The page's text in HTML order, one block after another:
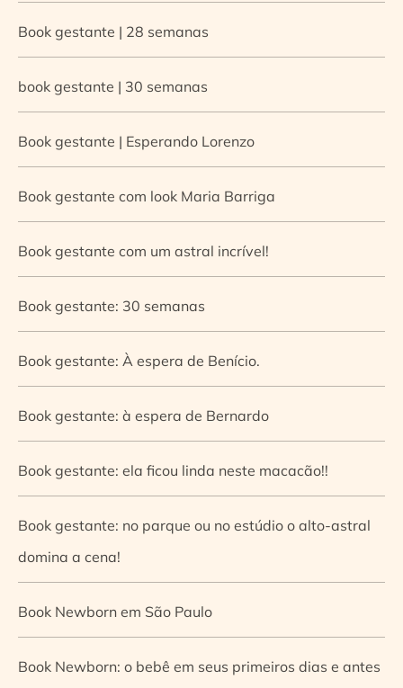
Book gestante | 28 semanas
book gestante | 30 semanas
Book gestante | Esperando Lorenzo
Book gestante com look Maria Barriga
Book gestante com um astral incrível!
Book gestante: 30 semanas
Book gestante: À espera de Benício.
Book gestante: à espera de Bernardo
Book gestante: ela ficou linda neste macacão!!
Book gestante: no parque ou no estúdio o alto-astral
domina a cena!
Book Newborn em São Paulo
Book Newborn: o bebê em seus primeiros dias e antes